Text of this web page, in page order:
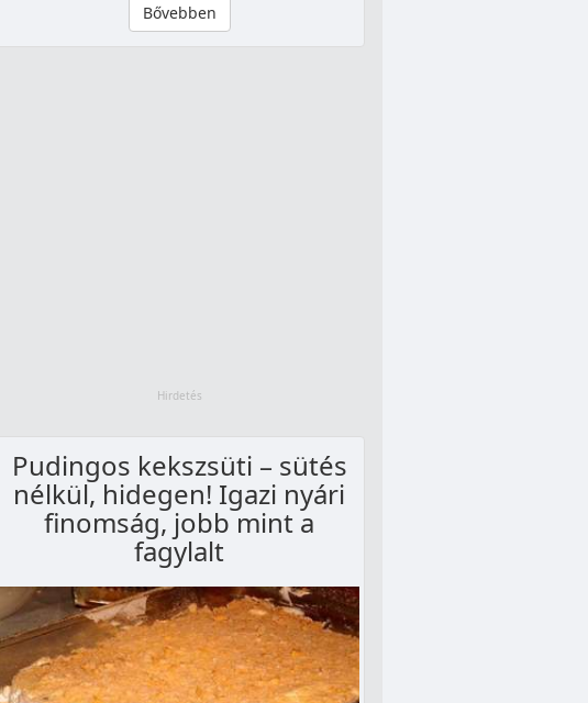
Bővebben
Pudingos kekszsüti – sütés
nélkül, hidegen! Igazi nyári
finomság, jobb mint a
fagylalt